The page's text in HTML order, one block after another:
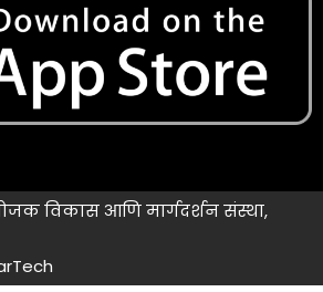
विकास आणि मार्गदर्शन संस्था,